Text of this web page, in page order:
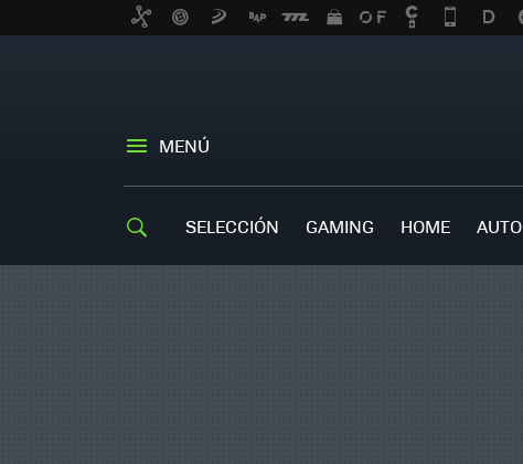
MENÚ
SELECCIÓN GAMING HOME AUTO